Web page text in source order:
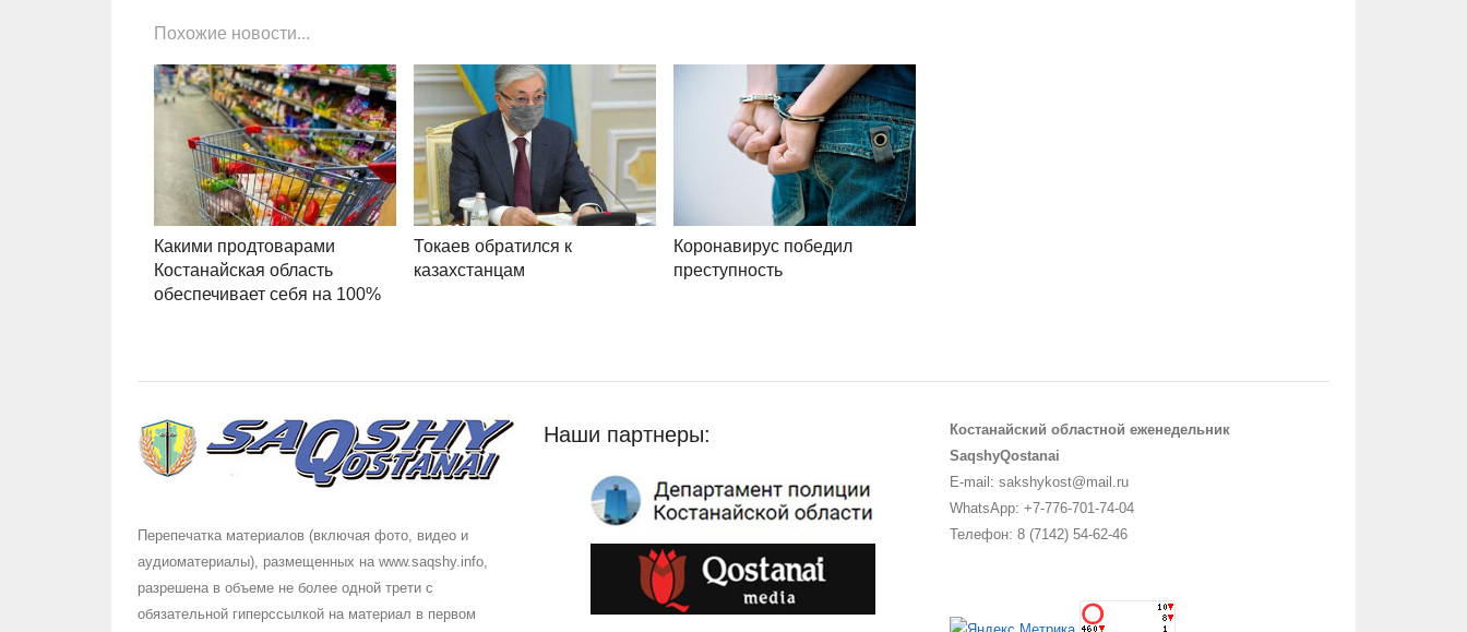
Похожие новости...
Какими продтоварами
Костанайская область
обеспечивает себя на 100%
Токаев обратился к
казахстанцам
Коронавирус победил
преступность
Перепечатка материалов (включая фото, видео и
аудиоматериалы), размещенных на www.saqshy.info,
разрешена в объеме не более одной трети с
обязательной гиперссылкой на материал в первом
Наши партнеры:
Костанайский областной еженедельник
SaqshyQostanai
E-mail: sakshykost@mail.ru
WhatsApp: +7-776-701-74-04
Телефон: 8 (7142) 54-62-46